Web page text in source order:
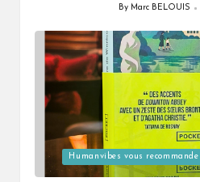
Posted
By Marc BELOUIS
Posted
in
Humanvibes vous recommande